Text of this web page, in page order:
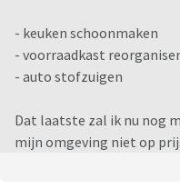
- keuken schoonmaken
- voorraadkast
- auto stofzuigen
Dat laatste zal ik nu nog
mijn omgeving niet op